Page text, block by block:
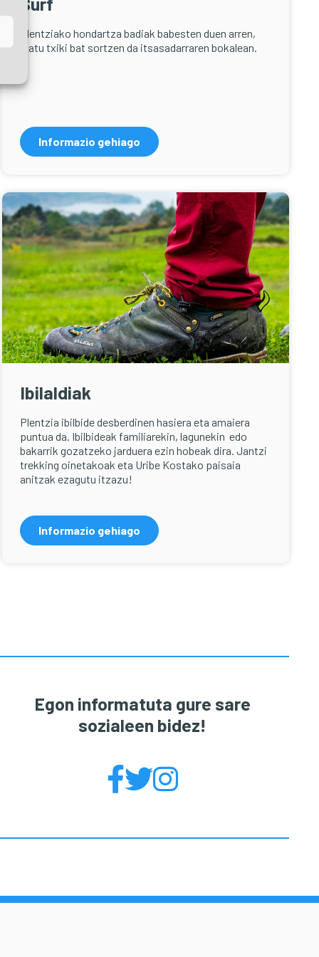
Plentziako hondartza badiak babesten duen arren,
olatu txiki bat sortzen da itsasadarraren bokalean.
Informazio gehiago
Ibilaldiak
Plentzia ibilbide desberdinen hasiera eta amaiera
puntua da. Ibilbideak familiarekin, lagunekin edo
bakarrik gozatzeko jarduera ezin hobeak dira. Jantzi
trekking oinetakoak eta Uribe Kostako paisaia
anitzak ezagutu itzazu!
Informazio gehiago
Egon informatuta gure sare
sozialeen bidez!